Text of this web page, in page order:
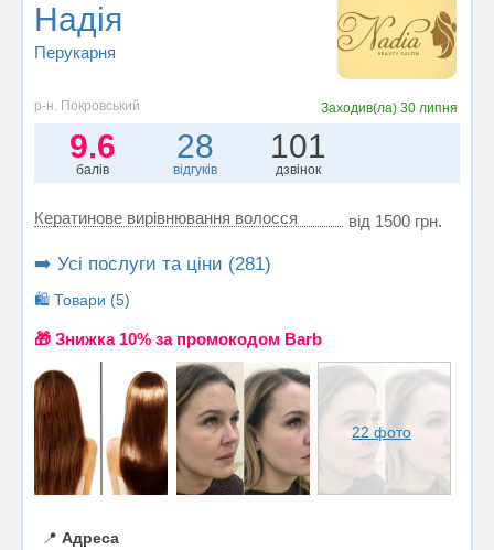
Надiя
Перукарня
р-н. Покровський Заходив(ла) 30 липня
9.6
балів
28
відгуків
101
дзвінок
Кератинове вирівнювання волосся від 1500 грн.
➡️ Усі послуги та ціни (281)
🛍️ Товари (5)
🎁 Знижка 10% за промокодом Barb
22 фото
📍 Адреса